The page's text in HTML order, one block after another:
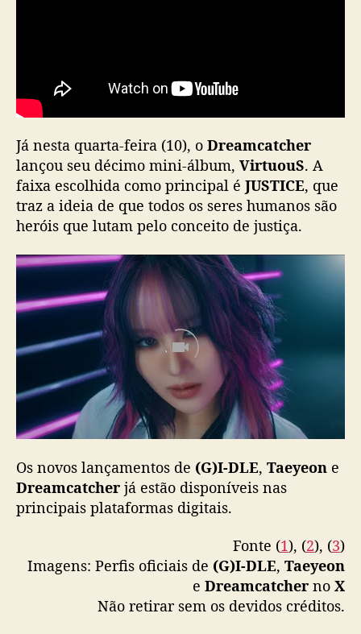
Já nesta quarta-feira (10), o Dreamcatcher
lançou seu décimo mini-álbum, VirtuouS. A
faixa escolhida como principal é JUSTICE, que
traz a ideia de que todos os seres humanos são
heróis que lutam pelo conceito de justiça.
Os novos lançamentos de (G)I-DLE, Taeyeon e
Dreamcatcher já estão disponíveis nas
principais plataformas digitais.
Fonte (1), (2), (3)
Imagens: Perfis oficiais de (G)I-DLE, Taeyeon
e Dreamcatcher no X
Não retirar sem os devidos créditos.